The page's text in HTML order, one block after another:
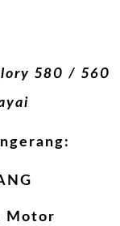
580 / 560
Motor